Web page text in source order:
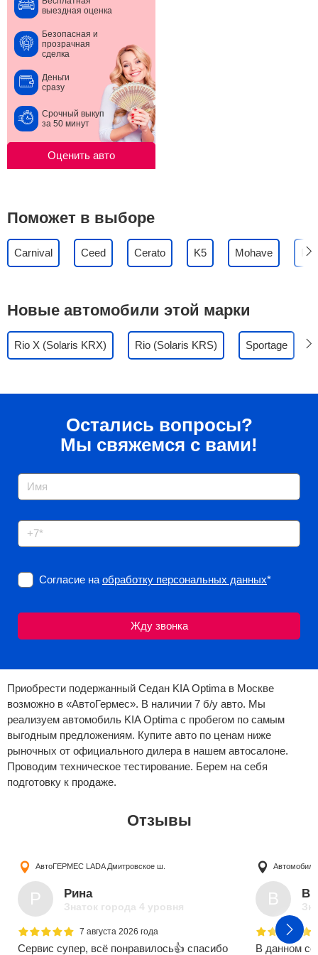
выездная оценка
Безопасная и
прозрачная
сделка
Деньги
сразу
Срочный выкуп
за 50 минут
Оценить авто
Поможет в выборе
Carnival Ceed Cerato K5 Mohave
Новые автомобили этой марки
Rio X (Solaris KRX) Rio (Solaris KRS) Sportage
Остались вопросы?
Мы свяжемся с вами!
Согласие наобработку персональных данных*
Приобрести подержанный Седан KIA Optima в Москве
возможно в «АвтоГермес». В наличии 7 б/у авто. Мы
реализуем автомобиль KIA Optima с пробегом по самым
выгодным предложениям. Купите авто по ценам ниже
рыночных от официального дилера в нашем автосалоне.
Проводим техническое тестирование. Берем на себя
подготовку к продаже.
Отзывы
АвтоГЕРМЕС LADAДмитровское ш.
Р Рина
Знаток города 4 уровня
7 августа 2026 года
Сервис супер, всё понравилось👍 спасибо
В
В данном